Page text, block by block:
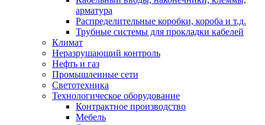
арматура
Распределительные коробки, короба и т.д.
Трубные системы для прокладки кабелей
Климат
Неразрушающий контроль
Нефть и газ
Промышленные сети
Светотехника
Технологическое оборудование
Контрактное производство
Мебель